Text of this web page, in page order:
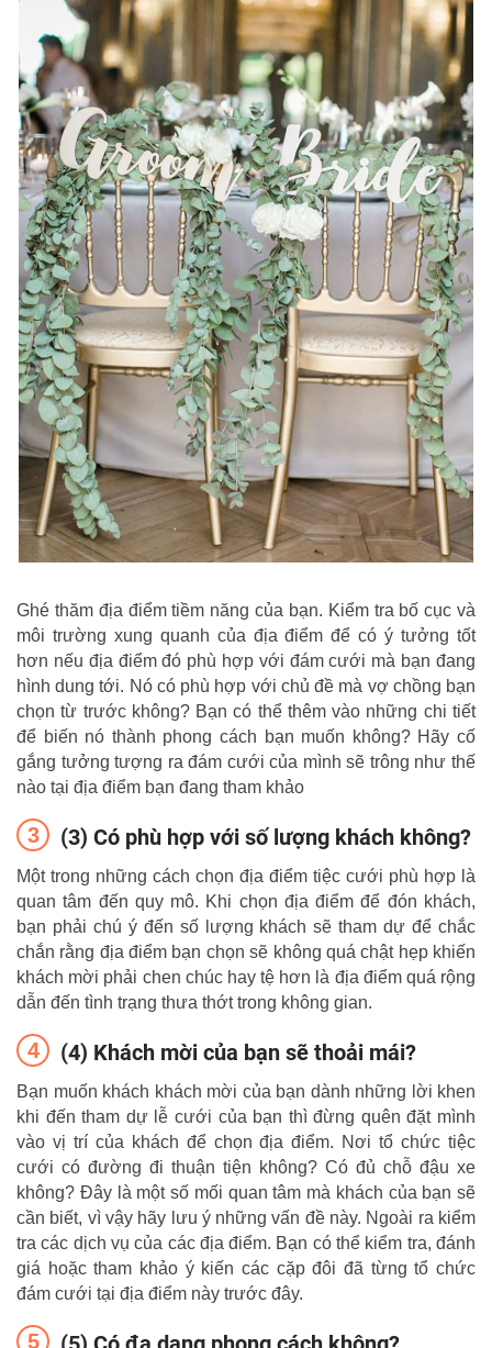
Ghé thăm địa điểm tiềm năng của bạn. Kiểm tra bố cục và
môi trường xung quanh của địa điểm để có ý tưởng tốt
hơn nếu địa điểm đó phù hợp với đám cưới mà bạn đang
hình dung tới. Nó có phù hợp với chủ đề mà vợ chồng bạn
chọn từ trước không? Bạn có thể thêm vào những chi tiết
để biến nó thành phong cách bạn muốn không? Hãy cố
gắng tưởng tượng ra đám cưới của mình sẽ trông như thế
nào tại địa điểm bạn đang tham khảo
(3) Có phù hợp với số lượng khách không?
Một trong những cách chọn địa điểm tiệc cưới phù hợp là
quan tâm đến quy mô. Khi chọn địa điểm để đón khách,
bạn phải chú ý đến số lượng khách sẽ tham dự để chắc
chắn rằng địa điểm bạn chọn sẽ không quá chật hẹp khiến
khách mời phải chen chúc hay tệ hơn là địa điểm quá rộng
dẫn đến tình trạng thưa thớt trong không gian.
(4) Khách mời của bạn sẽ thoải mái?
Bạn muốn khách khách mời của bạn dành những lời khen
khi đến tham dự lễ cưới của bạn thì đừng quên đặt mình
vào vị trí của khách để chọn địa điểm. Nơi tổ chức tiệc
cưới có đường đi thuận tiện không? Có đủ chỗ đậu xe
không? Đây là một số mối quan tâm mà khách của bạn sẽ
cần biết, vì vậy hãy lưu ý những vấn đề này. Ngoài ra kiểm
tra các dịch vụ của các địa điểm. Bạn có thể kiểm tra, đánh
giá hoặc tham khảo ý kiến ​​các cặp đôi đã từng tổ chức
đám cưới tại địa điểm này trước đây.